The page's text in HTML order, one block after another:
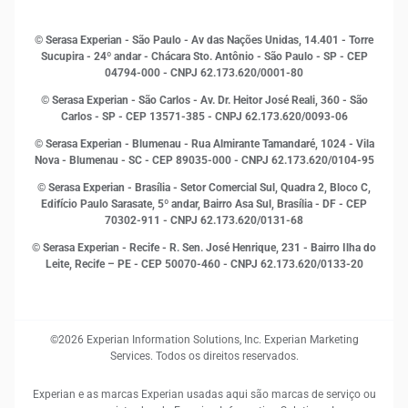
Inovação e Tecnologia
Leis e impostos
Marketing
Open Finance
Proteção de Dados
Sustentabilidade Corporativa
© Serasa Experian - São Paulo - Av das Nações Unidas, 14.401 - Torre
Sucupira - 24º andar - Chácara Sto. Antônio - São Paulo - SP - CEP
04794-000 - CNPJ 62.173.620/0001-80
© Serasa Experian - São Carlos - Av. Dr. Heitor José Reali, 360 - São
Carlos - SP - CEP 13571-385 - CNPJ 62.173.620/0093-06
© Serasa Experian - Blumenau - Rua Almirante Tamandaré, 1024 - Vila
Nova - Blumenau - SC - CEP 89035-000 - CNPJ 62.173.620/0104-95
© Serasa Experian - Brasília - Setor Comercial Sul, Quadra 2, Bloco C,
Edifício Paulo Sarasate, 5º andar, Bairro Asa Sul, Brasília - DF - CEP
70302-911 - CNPJ 62.173.620/0131-68
© Serasa Experian - Recife - R. Sen. José Henrique, 231 - Bairro Ilha do
Leite, Recife – PE - CEP 50070-460 - CNPJ 62.173.620/0133-20
©2026 Experian Information Solutions, Inc. Experian Marketing
Services. Todos os direitos reservados.
Experian e as marcas Experian usadas aqui são marcas de serviço ou